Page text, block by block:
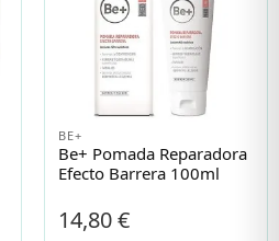
BE+
Be+ Pomada Reparadora
Efecto Barrera 100ml
14,80 €